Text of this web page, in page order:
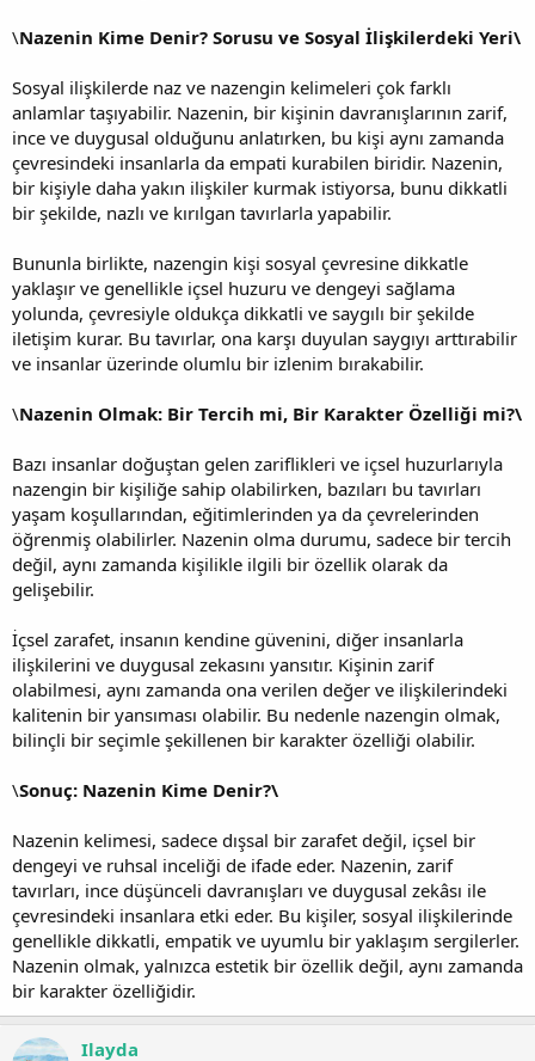
\Nazenin Kime Denir? Sorusu ve Sosyal İlişkilerdeki Yeri\
Sosyal ilişkilerde naz ve nazengin kelimeleri çok farklı
anlamlar taşıyabilir. Nazenin, bir kişinin davranışlarının zarif,
ince ve duygusal olduğunu anlatırken, bu kişi aynı zamanda
çevresindeki insanlarla da empati kurabilen biridir. Nazenin,
bir kişiyle daha yakın ilişkiler kurmak istiyorsa, bunu dikkatli
bir şekilde, nazlı ve kırılgan tavırlarla yapabilir.
Bununla birlikte, nazengin kişi sosyal çevresine dikkatle
yaklaşır ve genellikle içsel huzuru ve dengeyi sağlama
yolunda, çevresiyle oldukça dikkatli ve saygılı bir şekilde
iletişim kurar. Bu tavırlar, ona karşı duyulan saygıyı arttırabilir
ve insanlar üzerinde olumlu bir izlenim bırakabilir.
\Nazenin Olmak: Bir Tercih mi, Bir Karakter Özelliği mi?\
Bazı insanlar doğuştan gelen zariflikleri ve içsel huzurlarıyla
nazengin bir kişiliğe sahip olabilirken, bazıları bu tavırları
yaşam koşullarından, eğitimlerinden ya da çevrelerinden
öğrenmiş olabilirler. Nazenin olma durumu, sadece bir tercih
değil, aynı zamanda kişilikle ilgili bir özellik olarak da
gelişebilir.
İçsel zarafet, insanın kendine güvenini, diğer insanlarla
ilişkilerini ve duygusal zekasını yansıtır. Kişinin zarif
olabilmesi, aynı zamanda ona verilen değer ve ilişkilerindeki
kalitenin bir yansıması olabilir. Bu nedenle nazengin olmak,
bilinçli bir seçimle şekillenen bir karakter özelliği olabilir.
\Sonuç: Nazenin Kime Denir?\
Nazenin kelimesi, sadece dışsal bir zarafet değil, içsel bir
dengeyi ve ruhsal inceliği de ifade eder. Nazenin, zarif
tavırları, ince düşünceli davranışları ve duygusal zekâsı ile
çevresindeki insanlara etki eder. Bu kişiler, sosyal ilişkilerinde
genellikle dikkatli, empatik ve uyumlu bir yaklaşım sergilerler.
Nazenin olmak, yalnızca estetik bir özellik değil, aynı zamanda
bir karakter özelliğidir.
Ilayda